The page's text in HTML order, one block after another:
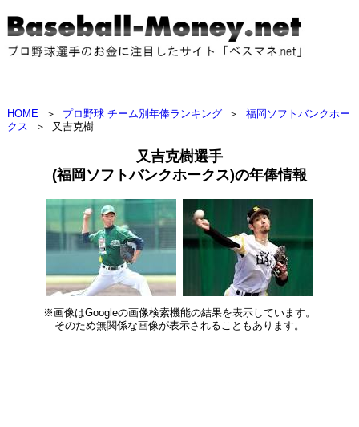
HOME ＞ プロ野球 チーム別年俸ランキング ＞
福岡ソフトバンクホー
クス
＞ 又吉克樹
又吉克樹選手
(福岡ソフトバンクホークス)の年俸情報
※画像はGoogleの画像検索機能の結果を表示しています。
そのため無関係な画像が表示されることもあります。